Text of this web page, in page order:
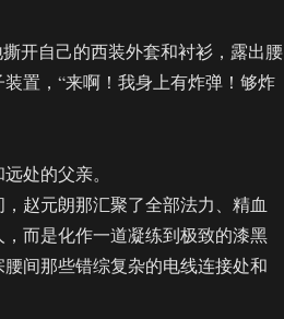
开自己的西装外套和衬衫，露出腰
置，“来啊！我身上有炸弹！够炸
处的父亲。
赵元朗那汇聚了全部法力、精血
而是化作一道凝练到极致的漆黑
间那些错综复杂的电线连接处和